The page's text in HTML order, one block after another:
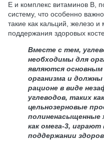
E и комплекс витаминов B,
систему, что особенно
такие как кальций, железо
поддержания здоровых
Вместе с тем,
необходимы для
являются основным
организма и
рационе в виде
углеводов, таких
цельнозерновые
полиненасыщенные
как омега-3,
поддержании